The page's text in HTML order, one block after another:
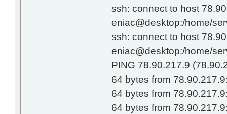
ssh: connect to host
eniac@desktop:/home/
ssh: connect to host
eniac@desktop:/home/
PING 78.90.217.9
64 bytes from
64 bytes from
64 bytes from